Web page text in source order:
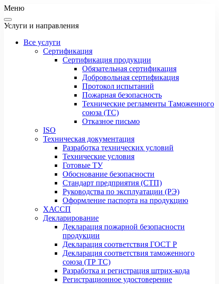
Меню
Услуги и направления
Все услуги
Сертификация
Сертификация продукции
Обязательная сертификация
Добровольная сертификация
Протокол испытаний
Пожарная безопасность
Технические регламенты Таможенного
союза (ТС)
Отказное письмо
ISO
Техническая документация
Разработка технических условий
Технические условия
Готовые ТУ
Обоснование безопасности
Стандарт предприятия (СТП)
Руководства по эксплуатации (РЭ)
Оформление паспорта на продукцию
ХАССП
Декларирование
Декларация пожарной безопасности
продукции
Декларация соответствия ГОСТ Р
Декларация соответствия таможенного
союза (ТР ТС)
Разработка и регистрация штрих-кода
Регистрационное удостоверение